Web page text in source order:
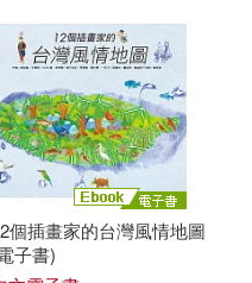
劉剛，
(1)
版社(1)
個插畫家的台灣風情地圖
子書)